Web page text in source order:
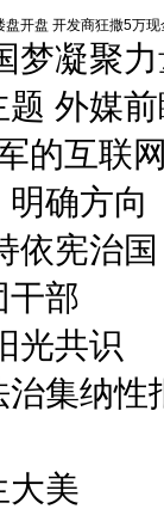
盘开盘 开发商狂撒5万现
梦凝聚
题 外媒
的互联
确方向
依宪治国
干部
光共识
集纳性
大美